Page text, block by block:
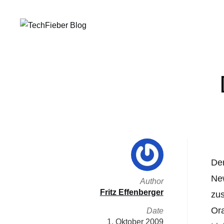
Author
Fritz Effenberger
Date
1. Oktober 2009